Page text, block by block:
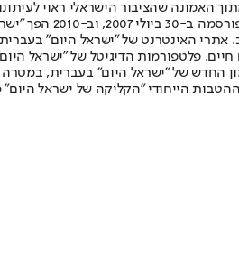
האמונה שהציבור הישראלי ראוי
תשלום.
חיים. פלטפורמות הדיגיטל של "ישראל
החדש של "ישראל היום" בעברית,
הייחודי "הקליקה של ישראל